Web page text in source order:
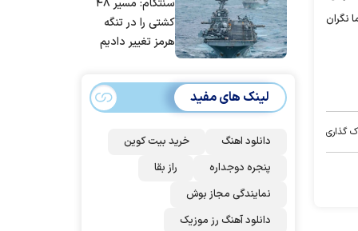
نگران
گذاری
مردم ایران استسنتکام: مسیر ۴۸
کشتی را در تنگه
هرمز تغییر دادیم
لینک های مفید
دانلود اهنگ
خرید بیت کوین
پنجره دوجداره
راز بقا
نمایندگی مجاز بوش
دانلود آهنگ رز‌ موزیک